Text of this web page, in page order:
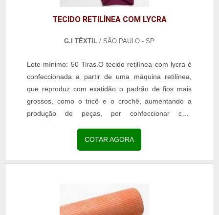
TECIDO RETILÍNEA COM LYCRA
G.I TÊXTIL/ SÃO PAULO - SP
Lote mínimo: 50 Tiras.O tecido retilínea com lycra é
confeccionada a partir de uma máquina retilínea,
que reproduz com exatidão o padrão de fios mais
grossos, como o tricô e o crochê, aumentando a
produção de peças, por confeccionar com
COTAR AGORA